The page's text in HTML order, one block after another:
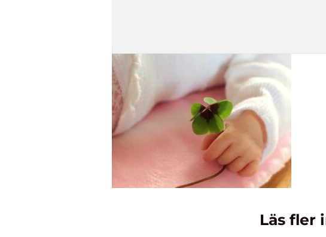
Läs fler